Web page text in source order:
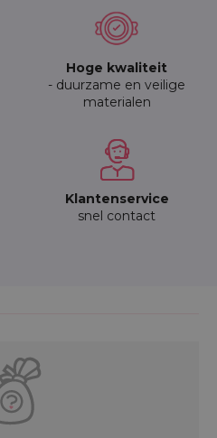
Hoge kwaliteit
- duurzame en veilige
materialen
Klantenservice
snel contact